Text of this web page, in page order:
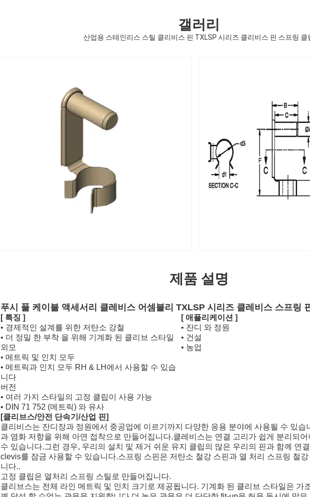
갤러리
산업용 스테인리스 스틸 클리비스 핀 TXLSP 시리즈 클리비스 핀 스프링 클
제품 설명
푸시 풀 케이블 액세서리 클레비스 어셈블리 TXLSP 시리즈 클레비스 스프링
[ 특징 ]
• 경제적인 설계를 위한 저탄소 강철
• 더 정밀 한 부착 을 위해 기계화 된 클리브 스타일
외모
• 메트릭 및 인치 모두
• 메트릭과 인치 모두 RH & LH에서 사용할 수 있습
니다
버전
• 여러 가지 스타일의 고정 클립이 사용 가능
• DIN 71 752 (메트릭) 와 유사
[ 애플리케이션 ]
• 잔디 와 정원
• 건설
• 농업
[클리브스/안전 단속기/산업 핀]
클리비스는 잔디장과 정원에서 중공업에 이르기까지 다양한 응용 분야에 사용될 수 있습
과 염화 저항을 위해 아연 접착으로 만들어집니다.클레비스는 연결 고리가 쉽게 분리되
수 있습니다.그런 경우, 우리의 설치 및 제거 쉬운 유지 클립의 많은 우리의 핀과 함께 연
clevis를 잠금 사용할 수 있습니다.스프링 스핀은 저탄소 철강 스핀과 열 처리 스프링 철
니다..
고정 클립은 열처리 스프링 스틸로 만들어집니다.
클리브스는 전체 라인 메트릭 및 인치 크기로 제공됩니다. 기계화 된 클리브 스타일은 가